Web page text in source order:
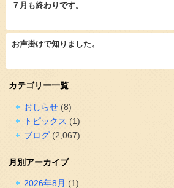
７月も終わりです。
お声掛けで知りました。
カテゴリー一覧
おしらせ(8)
トピックス (1)
ブログ(2,067)
月別アーカイブ
2026年8月 (1)